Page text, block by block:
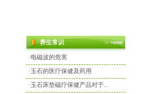
养生常识
·电磁波的危害
·玉石的医疗保健及药用
·玉石床垫磁疗保健产品对于...